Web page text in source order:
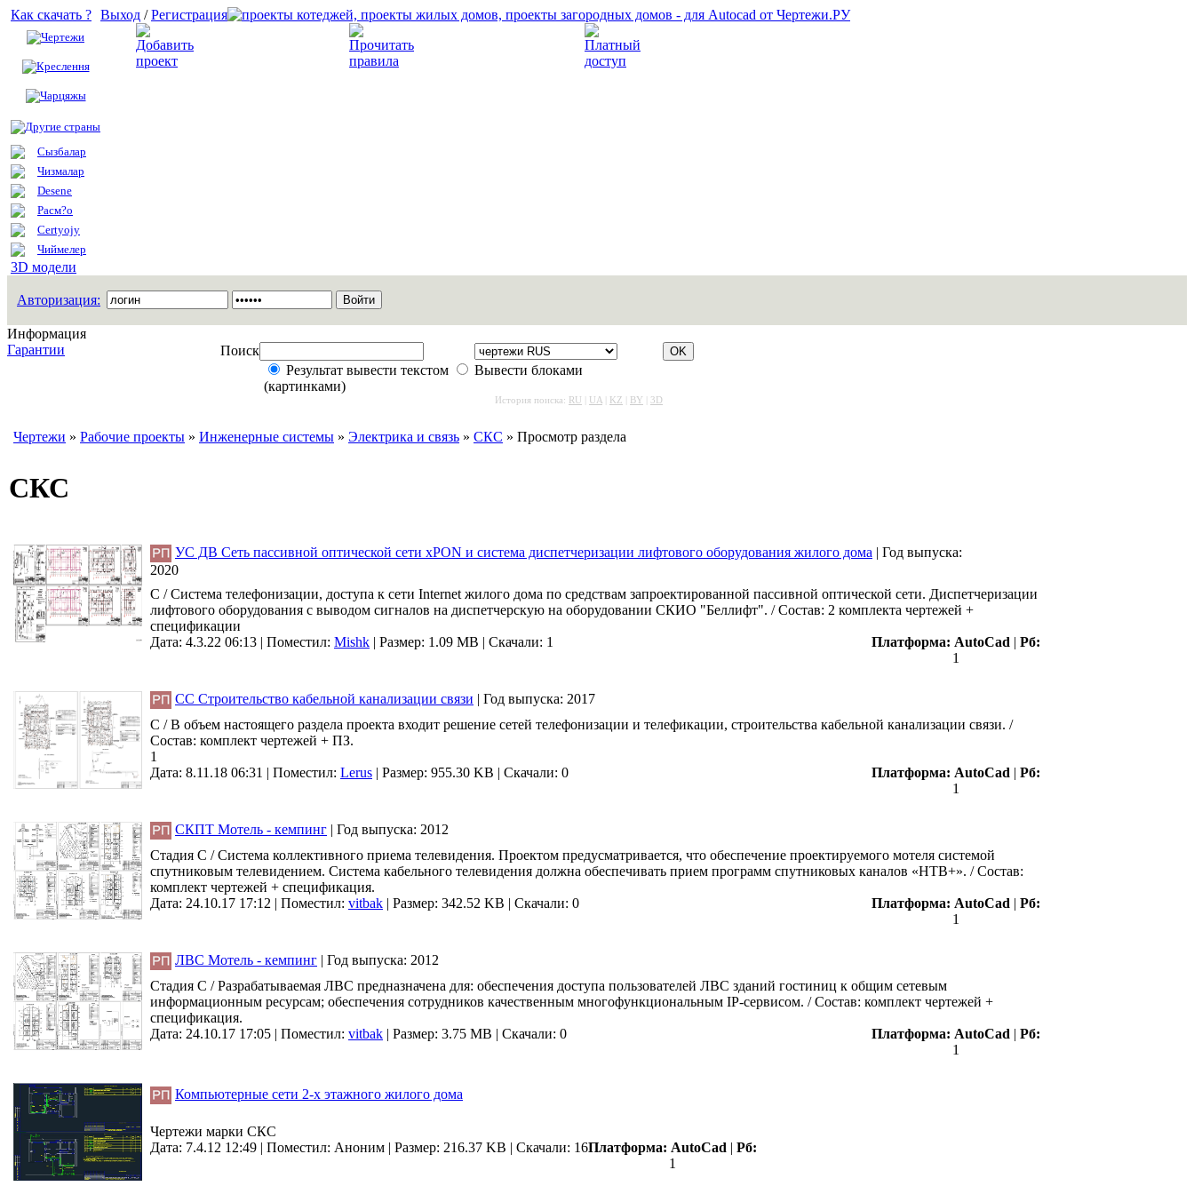
Как скачать ?
Чертежи
Креслення
Чарцяжы
Другие страны
Сызбалар
Чизмалар
Desene
Расм?о
Certyojy
Чиймелер
3D модели
Выход /Регистрация
Авторизация:
Информация
Гарантии
Поиск
Результат вывести текстом
Вывести блоками
(картинками)
История поиска: RU UA KZ BY 3D
Чертежи » Рабочие проекты » Инженерные системы » Электрика и связь » СКС » Просмотр раздела
СКС
УС ДВ Сеть пассивной оптической сети xPON и система диспетчеризации лифтового оборудования жилого дома | Год выпуска:
2020
С / Система телефонизации, доступа к сети Internet жилого дома по средствам запроектированной пассивной оптической сети. Диспетчеризации
лифтового оборудования с выводом сигналов на диспетчерскую на оборудовании СКИО "Беллифт". / Состав: 2 комплекта чертежей +
спецификации
Дата: 4.3.22 06:13 | Поместил: Mishk | Размер: 1.09 MB | Скачали: 1 Платформа: AutoCad | Рб:
1
СС Строительство кабельной канализации связи | Год выпуска: 2017
С / В объем настоящего раздела проекта входит решение сетей телефонизации и телефикации, строительства кабельной канализации связи. /
Состав: комплект чертежей + ПЗ.
1
Дата: 8.11.18 06:31 | Поместил: Lerus | Размер: 955.30 KB | Скачали: 0 Платформа: AutoCad | Рб:
1
СКПТ Мотель - кемпинг | Год выпуска: 2012
Стадия С / Система коллективного приема телевидения. Проектом предусматривается, что обеспечение проектируемого мотеля системой
спутниковым телевидением. Система кабельного телевидения должна обеспечивать прием программ спутниковых каналов «НТВ+». / Состав:
комплект чертежей + спецификация.
Дата: 24.10.17 17:12 | Поместил: vitbak | Размер: 342.52 KB | Скачали: 0 Платформа: AutoCad | Рб:
1
ЛВС Мотель - кемпинг | Год выпуска: 2012
Стадия С / Разрабатываемая ЛВС предназначена для: обеспечения доступа пользователей ЛВС зданий гостиниц к общим сетевым
информационным ресурсам; обеспечения сотрудников качественным многофункциональным IP-сервисом. / Состав: комплект чертежей +
спецификация.
Дата: 24.10.17 17:05 | Поместил: vitbak | Размер: 3.75 MB | Скачали: 0 Платформа: AutoCad | Рб:
1
Компьютерные сети 2-х этажного жилого дома
Чертежи марки СКС
Дата: 7.4.12 12:49 | Поместил: Аноним | Размер: 216.37 KB | Скачали: 16Платформа: AutoCad | Рб:
1